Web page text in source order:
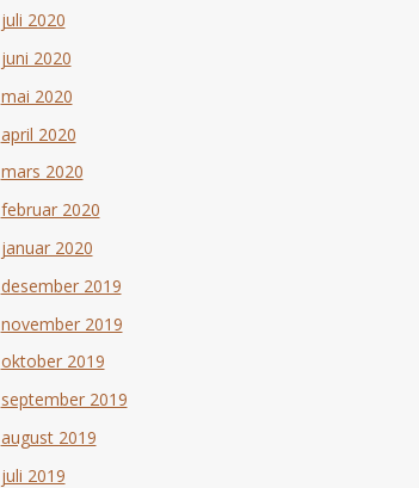
juli 2020
juni 2020
mai 2020
april 2020
mars 2020
februar 2020
januar 2020
desember 2019
november 2019
oktober 2019
september 2019
august 2019
juli 2019